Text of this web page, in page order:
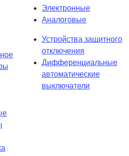
Электронные
Аналоговые
Устройства защитного
отключения
Дифференциальные
автоматические
выключатели